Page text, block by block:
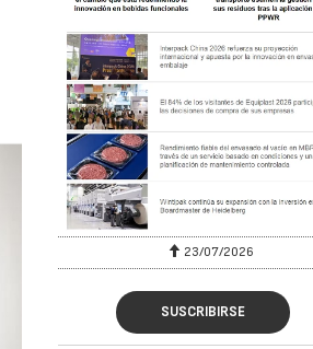
23/07/2026
SUSCRIBIRSE